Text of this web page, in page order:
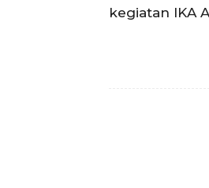
kegiatan IKA